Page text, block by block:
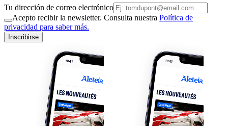
Tu dirección de correo electrónico
Acepto recibir la newsletter. Consulta nuestra Política de
privacidad para saber más.
Inscribirse